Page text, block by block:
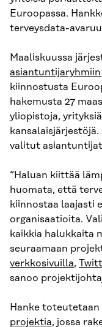
Euroopassa.
terveysdata-
Maaliskuussa
kiinnostusta
hakemusta 27
yliopistoja,
valitut
“Haluan kiittää
huomata, että
kiinnostaa laajasti
organisaatioita.
kaikkia halukkaita
seuraamaan
verkkosivuilla,
sanoo
Hanke toteutetaan
projektia, jossa